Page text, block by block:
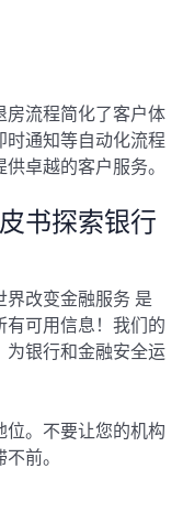
房流程简化了客户体
通知等自动化流程
卓越的客户服务。
书探索银行
界改变金融服务 是
可用信息！我们的
为银行和金融安全运
。不要让您的机构
前。